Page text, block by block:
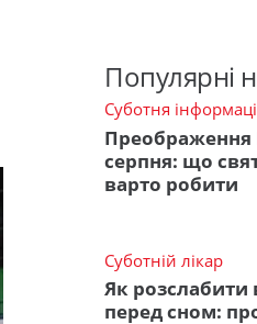
Популярні
Суботня
Преображення
серпня: що
варто робити
Суботній лікар
Як розслабити
перед сном: